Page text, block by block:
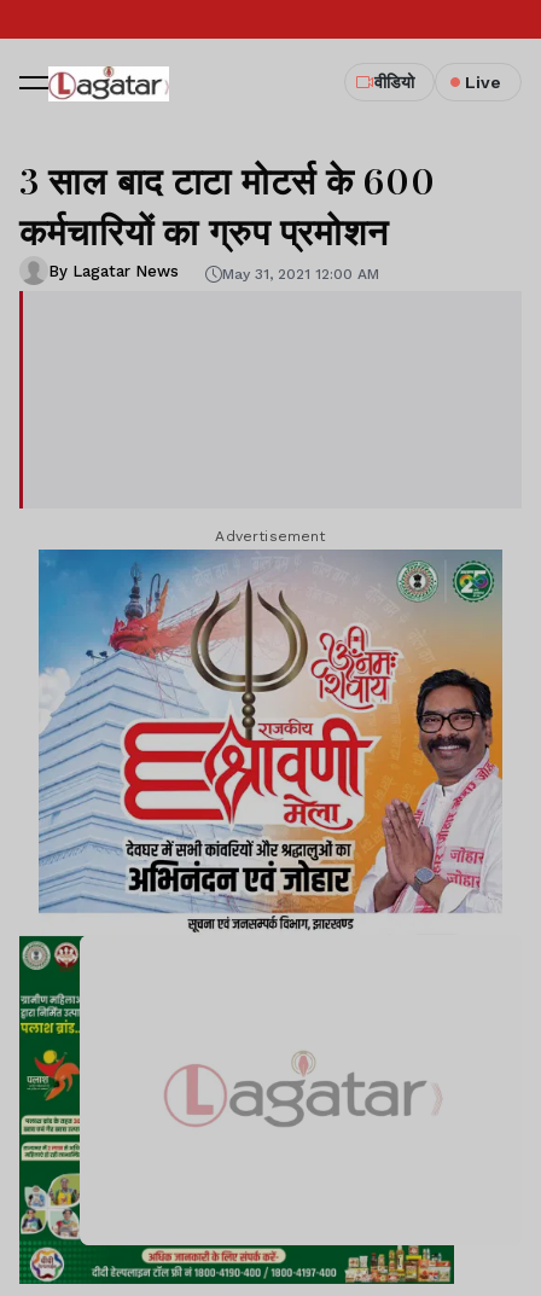
वीडियो Live
3 साल बाद टाटा मोटर्स के 600
कर्मचारियों का ग्रुप प्रमोशन
By Lagatar News May 31, 2021 12:00 AM
Advertisement